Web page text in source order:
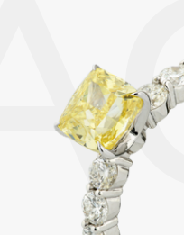
фланелевой или замшевой